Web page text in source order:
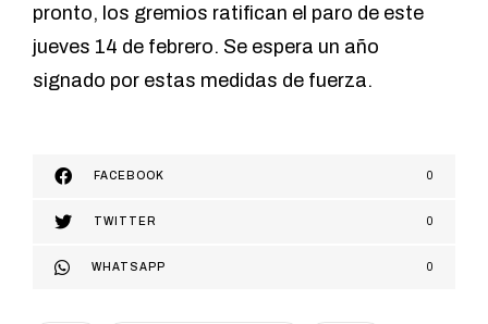
pronto, los gremios ratifican el paro de este
jueves 14 de febrero. Se espera un año
signado por estas medidas de fuerza.
FACEBOOK 0
TWITTER 0
WHATSAPP 0